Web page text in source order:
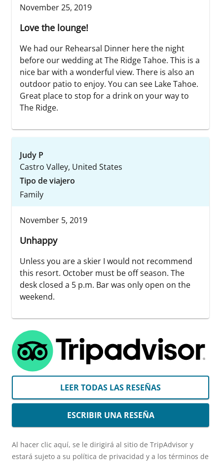
November 25, 2019
Love the lounge!
We had our Rehearsal Dinner here the night
before our wedding at The Ridge Tahoe. This is a
nice bar with a wonderful view. There is also an
outdoor patio to enjoy. You can see Lake Tahoe.
Great place to stop for a drink on your way to
The Ridge.
Judy P
Castro Valley, United States
Tipo de viajero
Family
November 5, 2019
Unhappy
Unless you are a skier I would not recommend
this resort. October must be off season. The
desk closed a 5 p.m. Bar was only open on the
weekend.
LEER TODAS LAS RESEÑAS
ESCRIBIR UNA RESEÑA
Al hacer clic aquí, se le dirigirá al sitio de TripAdvisor y
estará sujeto a su política de privacidad y a los términos de